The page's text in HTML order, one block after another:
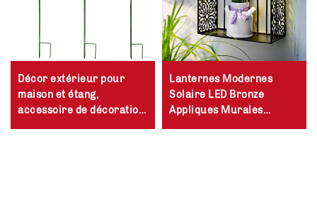
Décor extérieur pour
maison et étang,
accessoire de décoration
Lanternes Modernes
Solaire LED Bronze
Appliques Murales